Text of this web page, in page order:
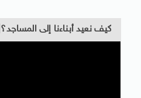
كيف نعيد أبناءنا إلى